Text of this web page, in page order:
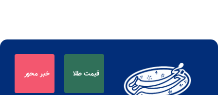
قیمت طلا خبر محور